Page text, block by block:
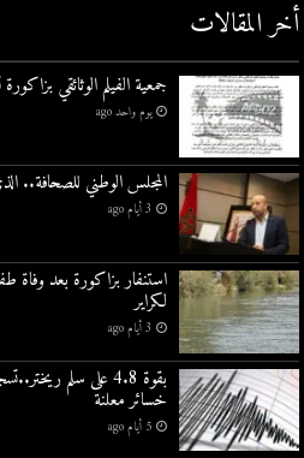
أخر المقالات
جمعية الفيلم الوثائقي
يوم واحد ago
المجلس الوطني للصحافة..
3 أيام ago
استنفار بزاكورة بعد وفاة
لكراير
3 أيام ago
بقوة 4.8 على سلم
خسائر معلنة
5 أيام ago